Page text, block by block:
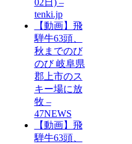
02日) –
tenki.jp
【動画】飛
騨牛63頭、
秋までのび
のび 岐阜県
郡上市のス
キー場に放
牧 –
47NEWS
【動画】飛
騨牛63頭、